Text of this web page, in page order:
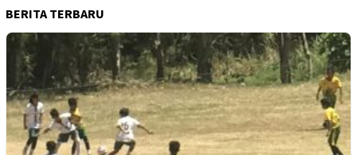
BERITA TERBARU